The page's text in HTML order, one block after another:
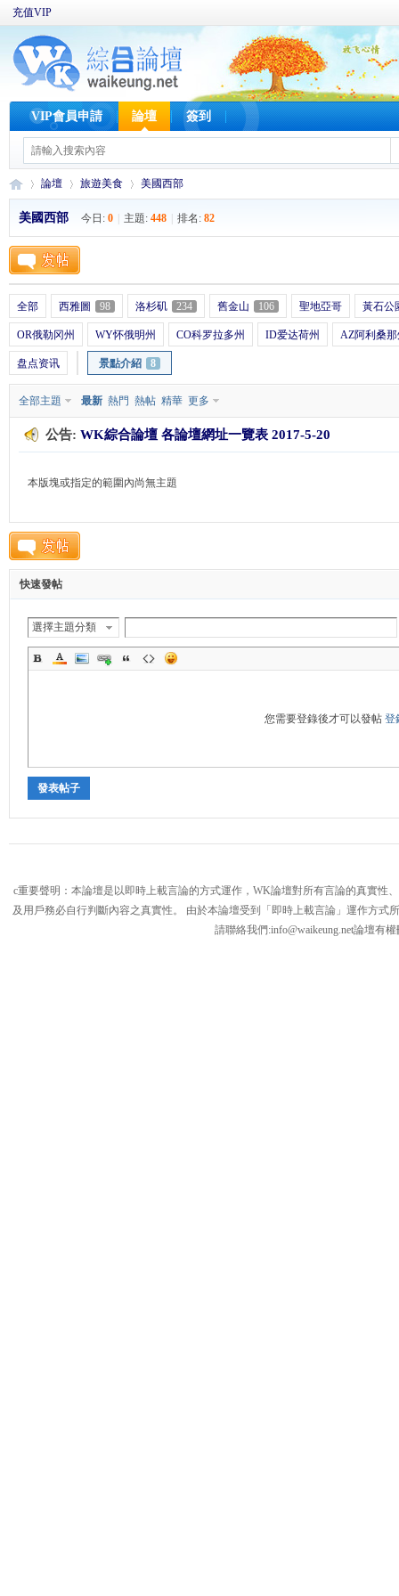
充值VIP
VIP會員申請 論壇 簽到
W
論壇
›
旅遊美食 美國西部
美國西部 今日: 0 主題: 448 排名: 82
全部 西雅圖 98 洛杉矶 234 舊金山 106 聖地亞哥 黃石公
OR俄勒冈州 WY怀俄明州 CO科罗拉多州 ID爱达荷州 AZ阿利桑那
盘点资讯 景點介紹 8
全部主題 最新 熱門 熱帖 精華 更多
公告: WK綜合論壇 各論壇網址一覽表 2017-5-20
本版塊或指定的範圍內尚無主題
快速發帖
選擇主題分類
您需要登錄後才可以發帖登
發表帖子
c重要聲明：本論壇是以即時上載言論的方式運作，WK論壇對所有言論的真實
及用戶務必自行判斷內容之真實性。 由於本論壇受到「即時上載言論」運作方
請聯絡我們:info@waikeung.net論壇有